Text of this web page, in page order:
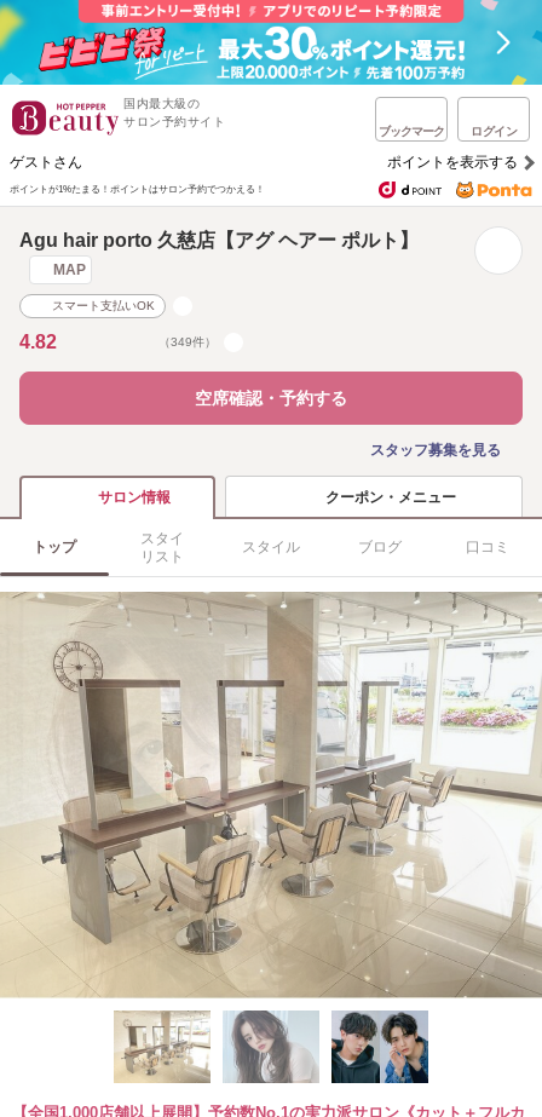
国内最大級の
サロン予約サイト
ブックマーク ログイン
ゲストさん ポイントを表示する
ポイントが1%たまる！ ポイントはサロン予約でつかえる！
Agu hair porto 久慈店【アグ ヘアー ポルト】
MAP
スマート支払いOK
4.82 （349件）
空席確認・予約する
スタッフ募集を見る
サロン情報 クーポン・メニュー
トップ
スタイ
リスト
スタイル ブログ 口コミ
【全国1,000店舗以上展開】予約数No.1の実力派サロン《カット＋フルカ